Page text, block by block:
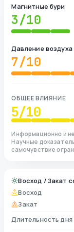
Магнитные бури
3/10
Давление воздуха
7/10
ОБЩЕЕ ВЛИЯНИЕ
5/10
Информационно и
Научные
самочувствие
Восход / Закат
Восход
Закат
Длительность дня